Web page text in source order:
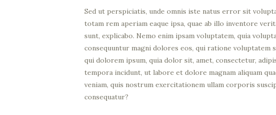
Sed ut perspiciatis, unde omnis iste natus error sit
totam rem aperiam eaque ipsa, quae ab illo inventore
sunt, explicabo. Nemo enim ipsam voluptatem, quia
consequuntur magni dolores eos, qui ratione voluptatem
qui dolorem ipsum, quia dolor sit, amet, consectetur,
tempora incidunt, ut labore et dolore magnam aliquam
veniam, quis nostrum exercitationem ullam corporis
consequatur?